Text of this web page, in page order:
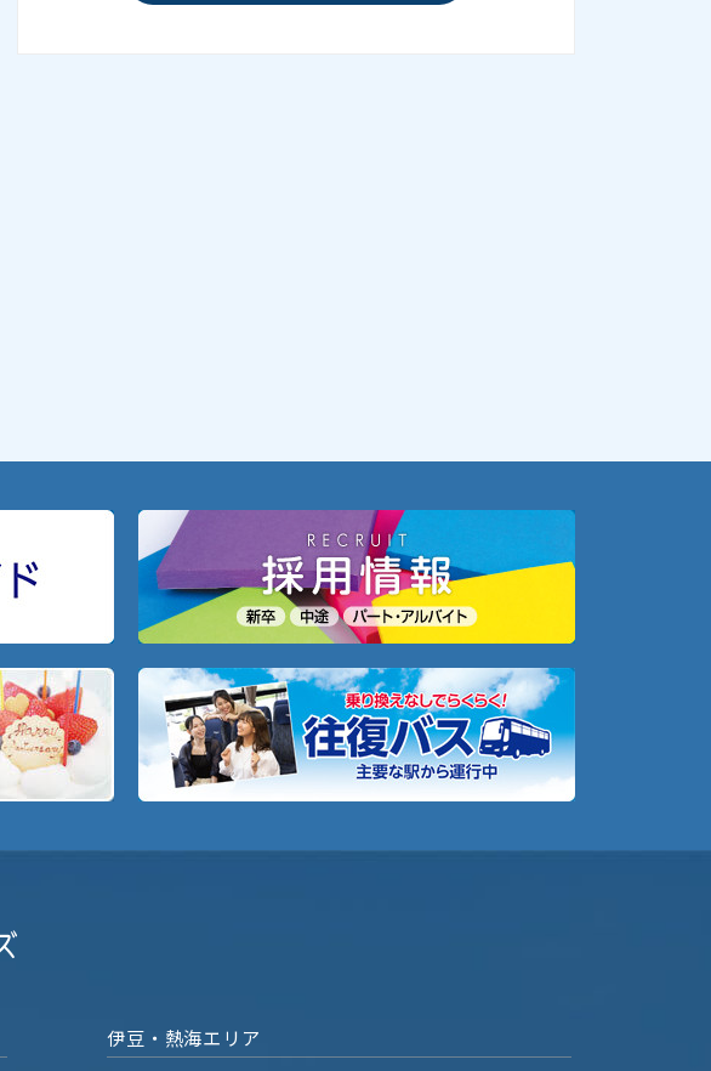
伊豆・熱海エリア